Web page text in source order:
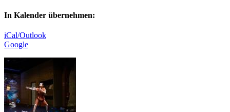
In Kalender übernehmen:
iCal/Outlook
Google